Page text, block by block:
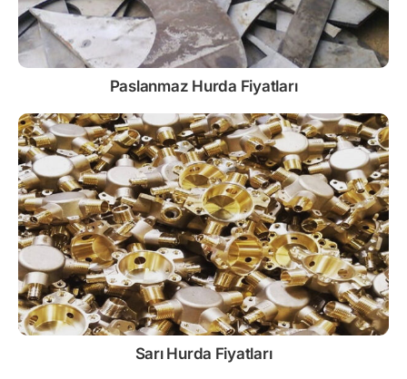
Paslanmaz Hurda Fiyatları
Sarı Hurda Fiyatları